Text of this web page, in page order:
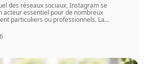
des réseaux sociaux, Instagram se
acteur essentiel pour de nombreux
particuliers ou professionnels. La…